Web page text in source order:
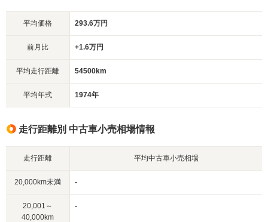
平均価格 293.6万円
前月比 +1.6万円
平均走行距離 54500km
平均年式 1974年
走行距離別 中古車小売相場情報
走行距離 平均中古車小売相場
20,000km未満 -
20,001～
40,000km
-